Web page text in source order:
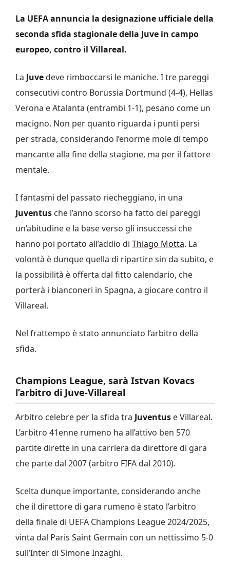
La UEFA annuncia la designazione ufficiale della
seconda sfida stagionale della Juve in campo
europeo, contro il Villareal.
La Juve deve rimboccarsi le maniche. I tre pareggi
consecutivi contro Borussia Dortmund (4-4), Hellas
Verona e Atalanta (entrambi 1-1), pesano come un
macigno. Non per quanto riguarda i punti persi
per strada, considerando l’enorme mole di tempo
mancante alla fine della stagione, ma per il fattore
mentale.
I fantasmi del passato riecheggiano, in una
Juventus che l’anno scorso ha fatto dei pareggi
un’abitudine e la base verso gli insuccessi che
hanno poi portato all’addio di Thiago Motta. La
volontà è dunque quella di ripartire sin da subito, e
la possibilità è offerta dal fitto calendario, che
porterà i bianconeri in Spagna, a giocare contro il
Villareal.
Nel frattempo è stato annunciato l’arbitro della
sfida.
Champions League, sarà Istvan Kovacs
l’arbitro di Juve-Villareal
Arbitro celebre per la sfida tra Juventus e Villareal.
L’arbitro 41enne rumeno ha all’attivo ben 570
partite dirette in una carriera da direttore di gara
che parte dal 2007 (arbitro FIFA dal 2010).
Scelta dunque importante, considerando anche
che il direttore di gara rumeno è stato l’arbitro
della finale di UEFA Champions League 2024/2025,
vinta dal Paris Saint Germain con un nettissimo 5-0
sull’Inter di Simone Inzaghi.